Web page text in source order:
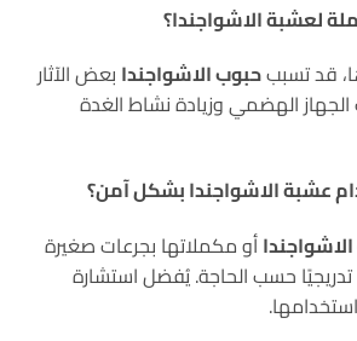
لعشبة الاشواجندا؟
قد تسببحبوب الاشواجندا بعض الآثار
الجهاز الهضمي وزيادة نشاط الغدة
عشبة الاشواجندا بشكل آمن؟
أو مكملاتها بجرعات صغيرة
تدريجيًا حسب الحاجة. يُفضل استشارة